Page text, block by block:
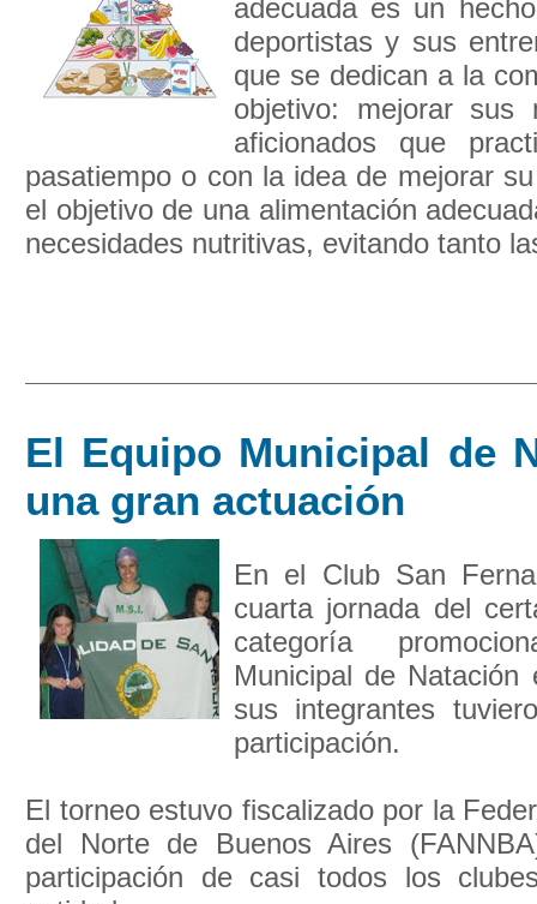
adecuada es un
deportistas y sus
que se dedican a la
objetivo: mejorar sus
aficionados que
pasatiempo o con la idea de mejorar
el objetivo de una alimentación
necesidades nutritivas, evitando tanto
El Equipo Municipal de
una gran actuación
En el Club San
cuarta jornada del
categoría
Municipal de Natación
sus integrantes
participación.
El torneo estuvo fiscalizado por la
del Norte de Buenos Aires
participación de casi todos los